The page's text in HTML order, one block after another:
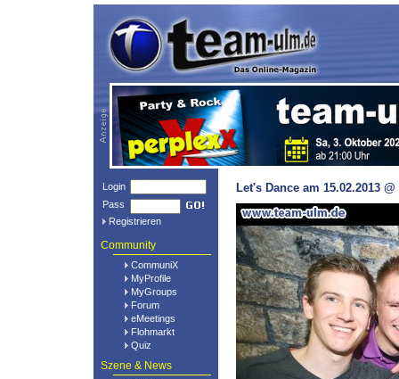
Login
Pass
Registrieren
Community
CommuniX
MyProfile
MyGroups
Forum
eMeetings
Flohmarkt
Quiz
Szene & News
Let's Dance am 15.02.2013